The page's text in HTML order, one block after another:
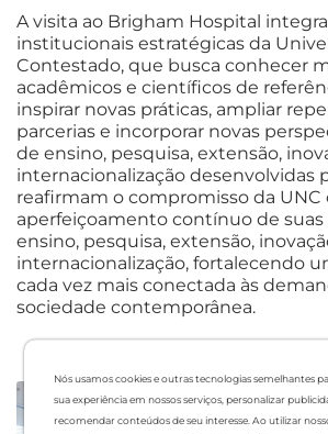
Nós usamos cookies e outras tecnologias semelhantes
sua experiência em nossos serviços, personalizar
recomendar conteúdos de seu interesse. Ao utilizar
A visita ao Brigham Hospital
institucionais estratégicas da
Contestado, que busca conhecer
acadêmicos e científicos de
inspirar novas práticas, ampliar
parcerias e incorporar novas
de ensino, pesquisa, extensão,
internacionalização desenvolvidas
reafirmam o compromisso da UNC
aperfeiçoamento contínuo de suas
ensino, pesquisa, extensão,
internacionalização, fortalecendo
cada vez mais conectada às
sociedade contemporânea.